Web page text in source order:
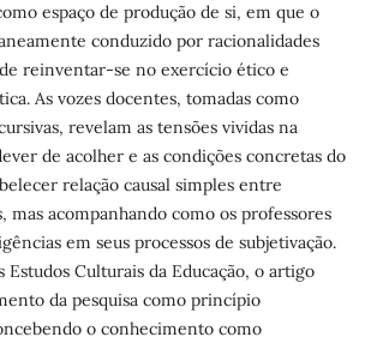
espaço de produção de si, em que o
conduzido por racionalidades
reinventar-se no exercício ético e
As vozes docentes, tomadas como
revelam as tensões vividas na
de acolher e as condições concretas do
relação causal simples entre
mas acompanhando como os professores
em seus processos de subjetivação.
Estudos Culturais da Educação, o artigo
da pesquisa como princípio
o conhecimento como